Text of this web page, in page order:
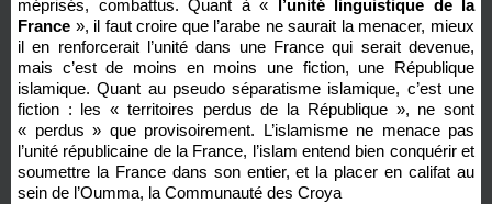
méprisés, combattus. Quant à « l’unité linguistique de la
France », il faut croire que l’arabe ne saurait la menacer, mieux
il en renforcerait l’unité dans une France qui serait devenue,
mais c’est de moins en moins une fiction, une République
islamique. Quant au pseudo séparatisme islamique, c’est une
fiction : les « territoires perdus de la République », ne sont
« perdus » que provisoirement. L’islamisme ne menace pas
l’unité républicaine de la France, l’islam entend bien conquérir et
soumettre la France dans son entier, et la placer en califat au
sein de l’Oumma, la Communauté des Croya